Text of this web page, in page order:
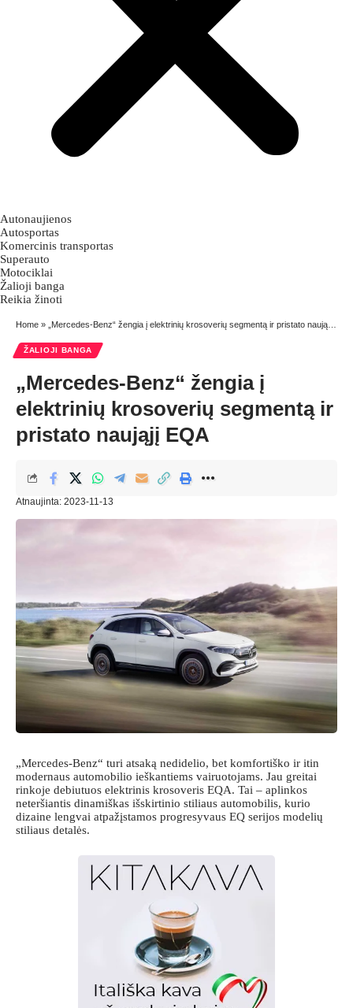
Autonaujienos
Autosportas
Komercinis transportas
Superauto
Motociklai
Žalioji banga
Reikia žinoti
Home » „Mercedes-Benz“ žengia į elektrinių krosoverių segmentą ir pristato naująjį EQA
ŽALIOJI BANGA
„Mercedes-Benz“ žengia į
elektrinių krosoverių segmentą ir
pristato naująjį EQA
Atnaujinta: 2023-11-13
„Mercedes-Benz“ turi atsaką nedidelio, bet komfortiško ir itin
modernaus automobilio ieškantiems vairuotojams. Jau greitai
rinkoje debiutuos elektrinis krosoveris EQA. Tai – aplinkos
neteršiantis dinamiškas išskirtinio stiliaus automobilis, kurio
dizaine lengvai atpažįstamos progresyvaus EQ serijos modelių
stiliaus detalės.